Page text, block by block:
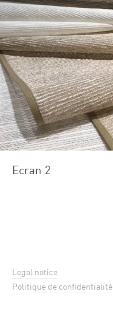
Ecran 2
Legal notice
Politique de confidentialité